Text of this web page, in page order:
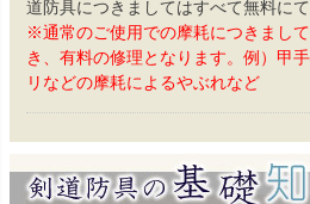
道防具につきましてはすべて無料に
※通常のご使用での摩耗につきまし
き、有料の修理となります。例）甲
リなどの摩耗によるやぶれなど